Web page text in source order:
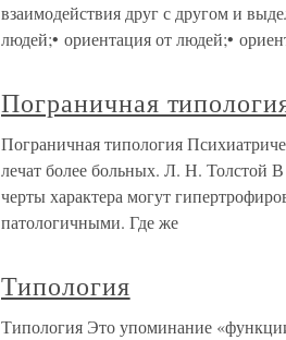
взаимодействия друг с другом и
людей;• ориентация от людей;•
Пограничная
Пограничная типология
лечат более больных. Л. Н. Толстой
черты характера могут
патологичными. Где же
Типология
Типология Это упоминание